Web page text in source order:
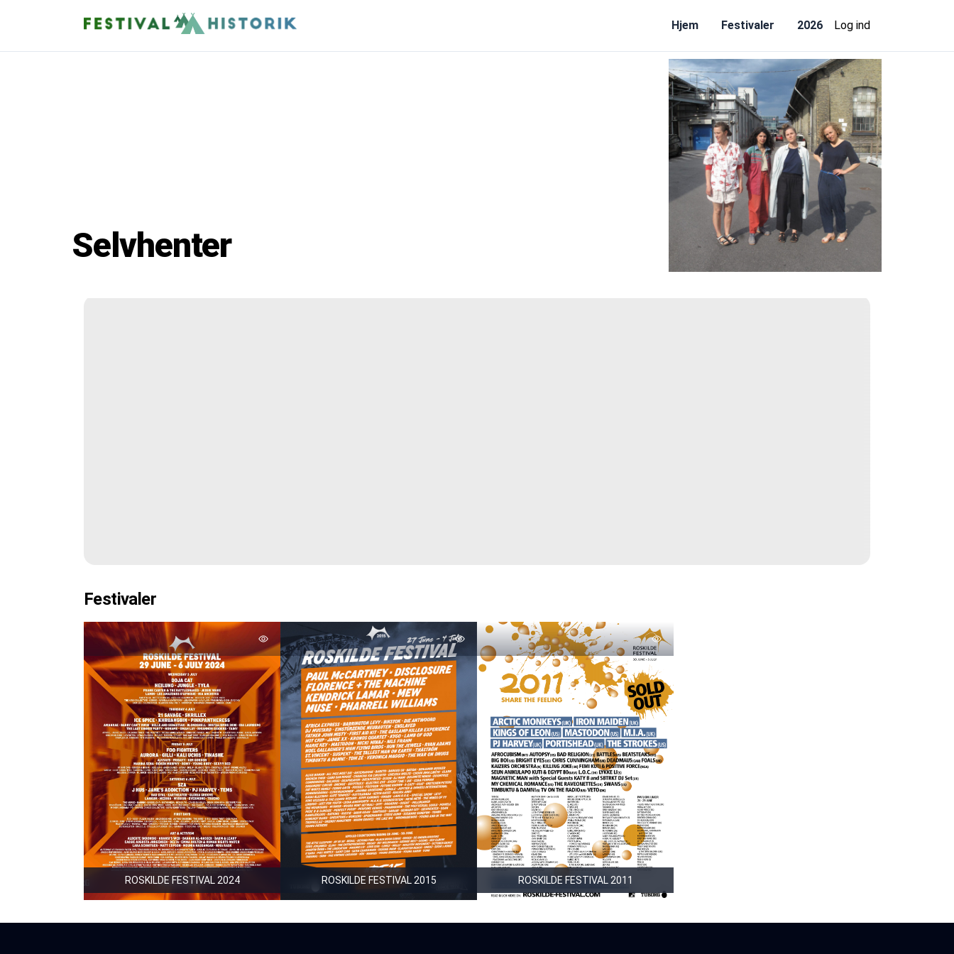
Hjem Festivaler 2026 Log ind
Selvhenter
Festivaler
ROSKILDE FESTIVAL 2024 ROSKILDE FESTIVAL 2015 ROSKILDE FESTIVAL 2011